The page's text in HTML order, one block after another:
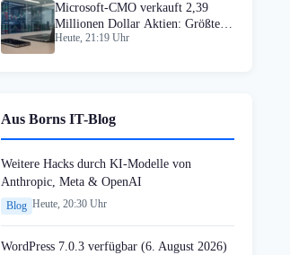
Microsoft-CMO verkauft 2,39
Millionen Dollar Aktien: Größter
Insider-Deal 2026
Heute, 21:19 Uhr
Aus Borns IT-Blog
Weitere Hacks durch KI-Modelle von
Anthropic, Meta & OpenAI
Blog Heute, 20:30 Uhr
WordPress 7.0.3 verfügbar (6. August 2026)